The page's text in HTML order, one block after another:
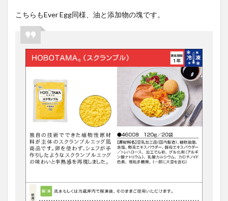
こちらもEver Egg同様、油と添加物の塊です。